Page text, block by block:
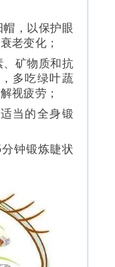
，以保护眼
老变化；
矿物质和抗
多吃绿叶蔬
视疲劳；
当的全身锻
钟锻炼睫状